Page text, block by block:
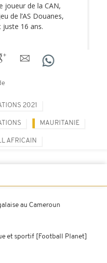
joueur de la CAN,
de l’AS Douanes,
16 ans.
2021
MAURITANIE
AFRICAIN
au Cameroun
et sportif [Football Planet]